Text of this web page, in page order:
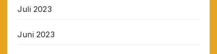
Juli 2023
Juni 2023